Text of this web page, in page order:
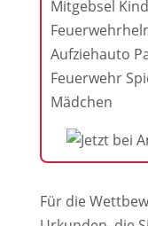
Mitgebsel
Aufziehauto
Feuerwehr
Mädchen
Für die